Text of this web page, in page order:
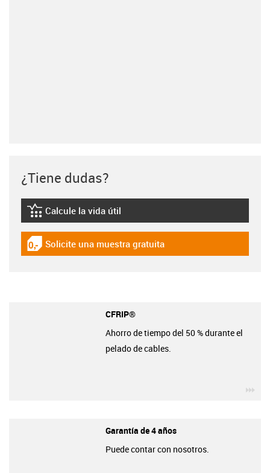
¿Tiene dudas?
igus-icon-lebensdauerrechner
Calcule la vida útil
igus-icon-gratismuster
Solicite una muestra gratuita
CFRIP®
Ahorro de tiempo del 50 % durante el
pelado de cables.
Garantía de 4 años
Puede contar con nosotros.